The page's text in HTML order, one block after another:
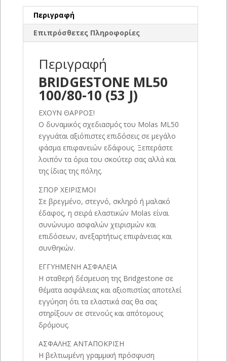
Περιγραφή
Επιπρόσθετες Πληροφορίες
Περιγραφή
BRIDGESTONE ML50
100/80-10 (53 J)
ΕΧΟΥΝ ΘΑΡΡΟΣ!
Ο δυναμικός σχεδιασμός του Molas ML50
εγγυάται αξιόπιστες επιδόσεις σε μεγάλο
φάσμα επιφανειών εδάφους. Ξεπεράστε
λοιπόν τα όρια του σκούτερ σας αλλά και
της ίδιας της πόλης.
ΣΠΟΡ ΧΕΙΡΙΣΜΟΙ
Σε βρεγμένο, στεγνό, σκληρό ή μαλακό
έδαφος, η σειρά ελαστικών Molas είναι
συνώνυμο ασφαλών χειρισμών και
επιδόσεων, ανεξαρτήτως επιφάνειας και
συνθηκών.
ΕΓΓΥΗΜΕΝΗ ΑΣΦΑΛΕΙΑ
Η σταθερή δέσμευση της Bridgestone σε
θέματα ασφάλειας και αξιοπιστίας αποτελεί
εγγύηση ότι τα ελαστικά σας θα σας
στηρίξουν σε στενούς και απότομους
δρόμους.
ΑΣΦΑΛΗΣ ΑΝΤΑΠΟΚΡΙΣΗ
Η βελτιωμένη γραμμική πρόσφυση